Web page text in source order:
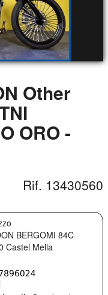
Other
ORO -
Rif. 13430560
BERGOMI 84C
Castel Mella